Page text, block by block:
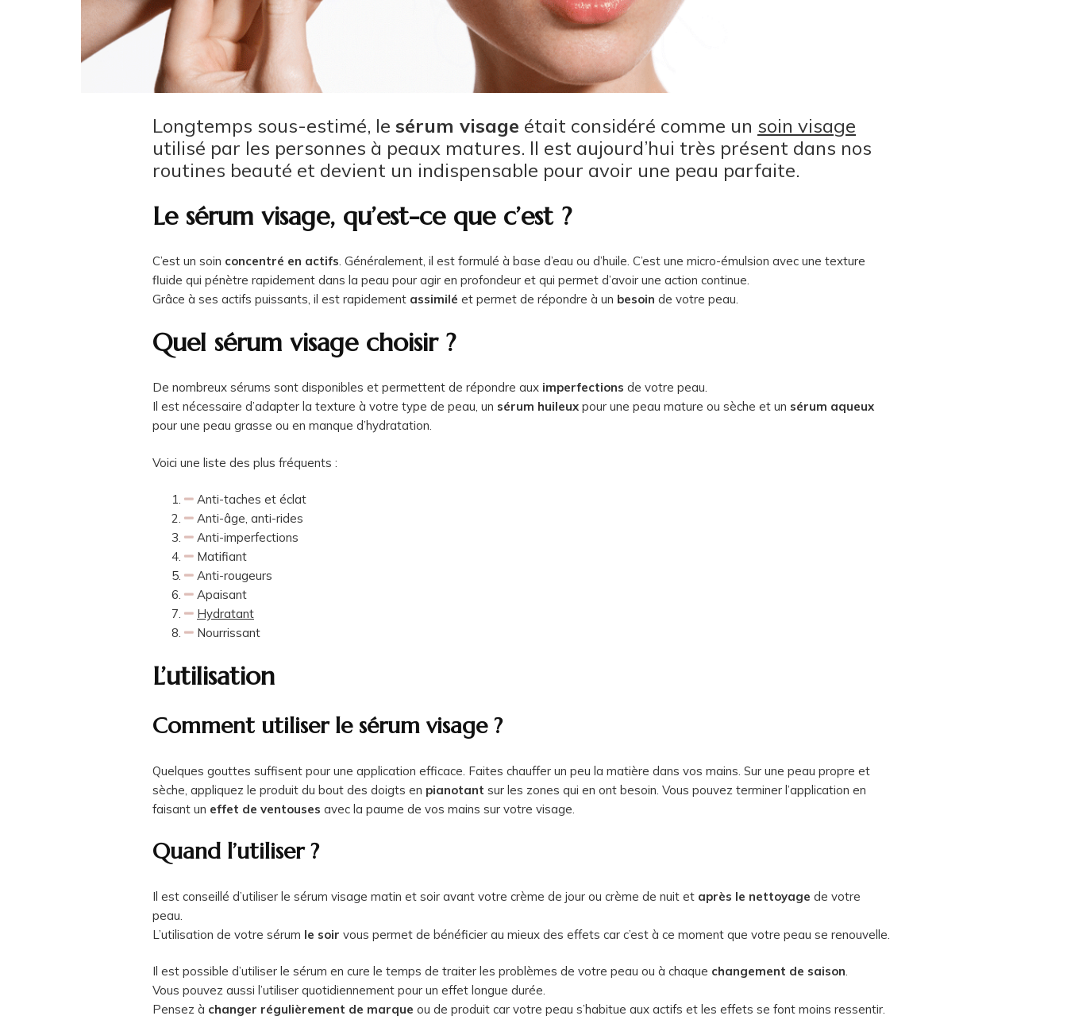
Longtemps sous-estimé, le sérum visage était considéré comme un soin visage
utilisé par les personnes à peaux matures. Il est aujourd’hui très présent dans nos
routines beauté et devient un indispensable pour avoir une peau parfaite.
Le sérum visage, qu’est-ce que c’est ?
C’est un soin concentré en actifs. Généralement, il est formulé à base d’eau ou d’huile. C’est une micro-émulsion avec une texture
fluide qui pénètre rapidement dans la peau pour agir en profondeur et qui permet d’avoir une action continue.
Grâce à ses actifs puissants, il est rapidement assimilé et permet de répondre à un besoin de votre peau.
Quel sérum visage choisir ?
De nombreux sérums sont disponibles et permettent de répondre aux imperfections de votre peau.
Il est nécessaire d’adapter la texture à votre type de peau, un sérum huileux pour une peau mature ou sèche et un sérum aqueux
pour une peau grasse ou en manque d’hydratation.
Voici une liste des plus fréquents :
Anti-taches et éclat
Anti-âge, anti-rides
Anti-imperfections
Matifiant
Anti-rougeurs
Apaisant
Hydratant
Nourrissant
L’utilisation
Comment utiliser le sérum visage ?
Quelques gouttes suffisent pour une application efficace. Faites chauffer un peu la matière dans vos mains. Sur une peau propre et
sèche, appliquez le produit du bout des doigts en pianotant sur les zones qui en ont besoin. Vous pouvez terminer l’application en
faisant un effet de ventouses avec la paume de vos mains sur votre visage.
Quand l’utiliser ?
Il est conseillé d’utiliser le sérum visage matin et soir avant votre crème de jour ou crème de nuit et après le nettoyage de votre
peau.
L’utilisation de votre sérum le soir vous permet de bénéficier au mieux des effets car c’est à ce moment que votre peau se renouvelle.
Il est possible d’utiliser le sérum en cure le temps de traiter les problèmes de votre peau ou à chaque changement de saison.
Vous pouvez aussi l’utiliser quotidiennement pour un effet longue durée.
Pensez à changer régulièrement de marque ou de produit car votre peau s’habitue aux actifs et les effets se font moins ressentir.